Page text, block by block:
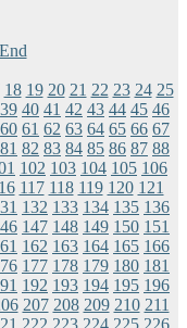
End
18 19 20 21 22 23 24 25
39 40 41 42 43 44 45 46
60 61 62 63 64 65 66 67
81 82 83 84 85 86 87 88
102 103 104 105 106
117 118 119 120 121
132 133 134 135 136
147 148 149 150 151
162 163 164 165 166
177 178 179 180 181
192 193 194 195 196
207 208 209 210 211
222 223 224 225 226